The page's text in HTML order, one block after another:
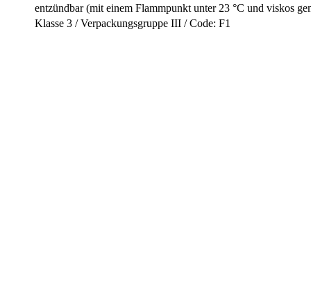
entzündbar (mit einem Flammpunkt unter 23 °C und viskos
Klasse 3 / Verpackungsgruppe III / Code: F1